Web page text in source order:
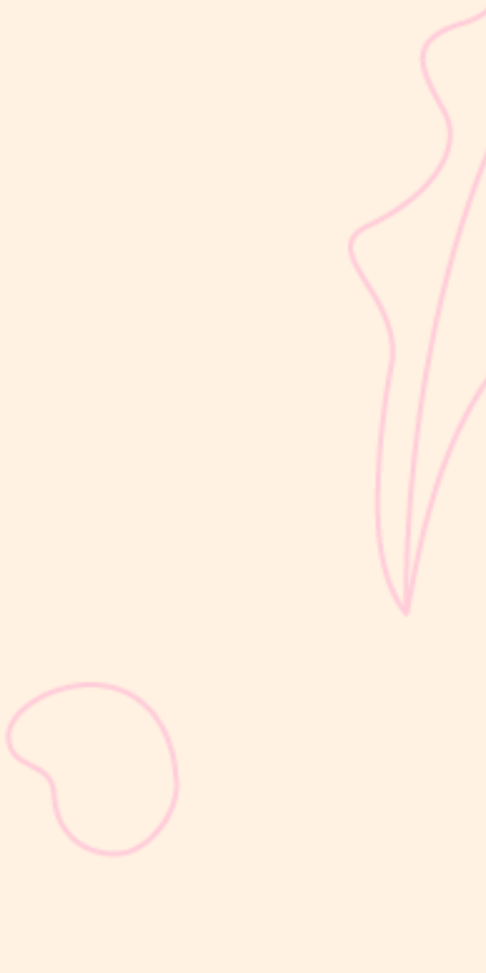
dalam masa 1000 Hari Pertama Kehidupan (HPK). Pada tahap ini,
perkembangan si Kecil berlangsung sangat pesat, mulai dari
kemampuan berjalan, berbicara, hingga berinteraksi dengan orang
Selain berat badan, tinggi badan menjadi salah satu indikator
utama untuk menilai apakah tumbuh kembang si Kecil berjalan